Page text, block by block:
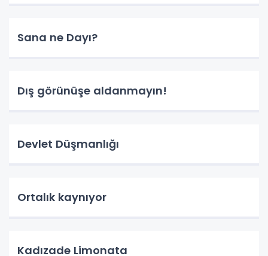
Sana ne Dayı?
Dış görünüşe aldanmayın!
Devlet Düşmanlığı
Ortalık kaynıyor
Kadızade Limonata